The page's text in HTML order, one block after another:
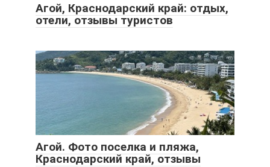
Агой, Краснодарский край: отдых,
отели, отзывы туристов
Агой. Фото поселка и пляжа,
Краснодарский край, отзывы